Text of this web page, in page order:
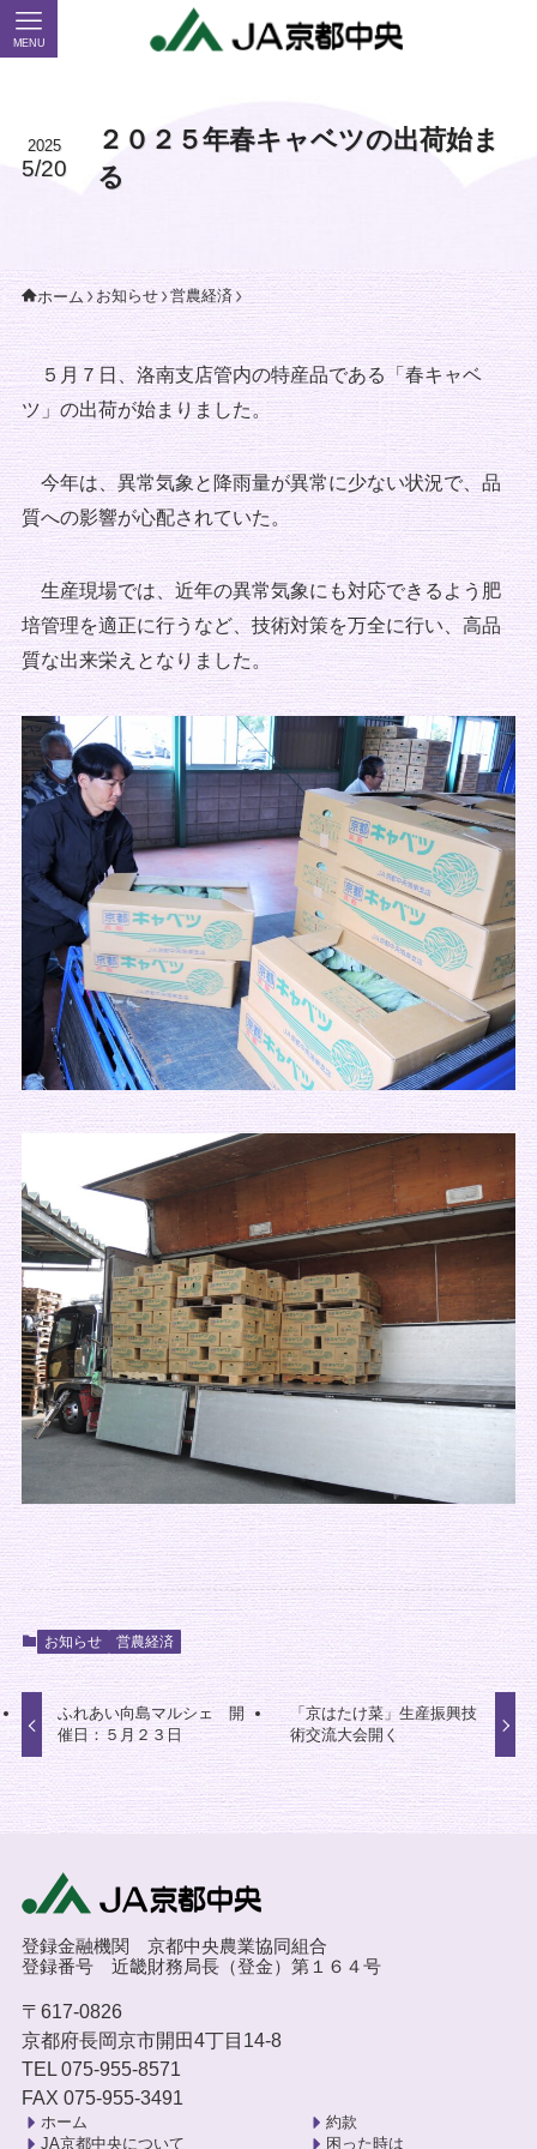
MENU
２０２５年春キャベツの出荷始ま
る
2025
5/20
ホーム お知らせ 営農経済
５月７日、洛南支店管内の特産品である「春キャベ
ツ」の出荷が始まりました。
今年は、異常気象と降雨量が異常に少ない状況で、品
質への影響が心配されていた。
生産現場では、近年の異常気象にも対応できるよう肥
培管理を適正に行うなど、技術対策を万全に行い、高品
質な出来栄えとなりました。
お知らせ 営農経済
ふれあい向島マルシェ 開
催日：５月２３日
「京はたけ菜」生産振興技
術交流大会開く
登録金融機関 京都中央農業協同組合
登録番号 近畿財務局長（登金）第１６４号
〒617-0826
京都府長岡京市開田4丁目14-8
TEL 075-955-8571
FAX 075-955-3491
ホーム
JA京都中央について
約款
困った時は